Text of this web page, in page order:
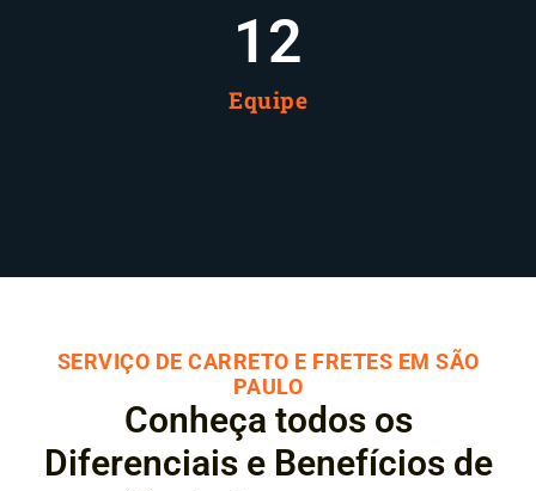
Equipe
12
SERVIÇO DE CARRETO E FRETES EM SÃO
PAULO
Conheça todos os
Diferenciais e Benefícios de